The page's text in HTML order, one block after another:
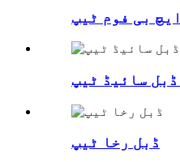
بی فوم ٹیپ
سائیڈ ٹیپ
ڈبل رخا ٹیپ